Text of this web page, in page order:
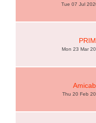
Tue 07 Jul
Mon 23 Mar
Thu 20 Feb